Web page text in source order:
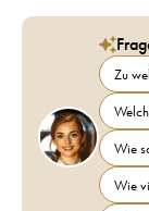
Zu
Wie
Wie